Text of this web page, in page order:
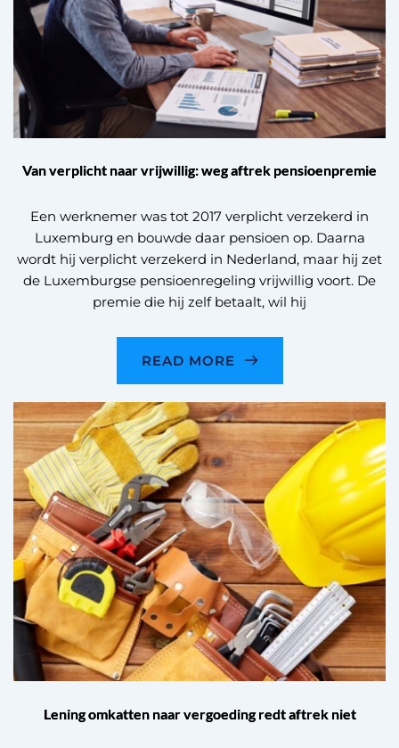
Van verplicht naar vrijwillig: weg aftrek pensioenpremie
Een werknemer was tot 2017 verplicht verzekerd in
Luxemburg en bouwde daar pensioen op. Daarna
wordt hij verplicht verzekerd in Nederland, maar hij zet
de Luxemburgse pensioenregeling vrijwillig voort. De
premie die hij zelf betaalt, wil hij
READ MORE
Lening omkatten naar vergoeding redt aftrek niet